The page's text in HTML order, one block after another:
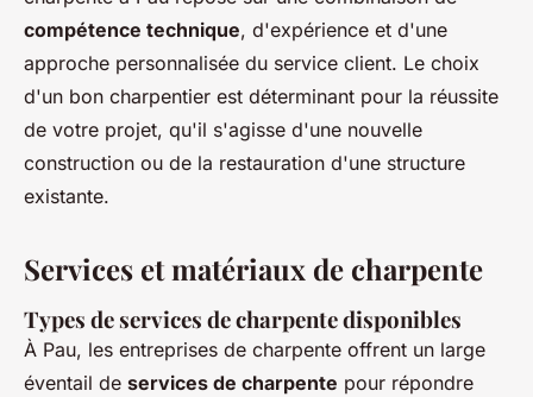
compétence technique, d'expérience et d'une
approche personnalisée du service client. Le choix
d'un bon charpentier est déterminant pour la réussite
de votre projet, qu'il s'agisse d'une nouvelle
construction ou de la restauration d'une structure
existante.
Services et matériaux de charpente
Types de services de charpente disponibles
À Pau, les entreprises de charpente offrent un large
éventail de services de charpente pour répondre